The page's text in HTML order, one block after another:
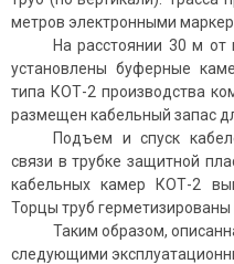
метров электронными
На расстоянии 30 м
установлены буферные
типа КОТ-2 производства
размещен кабельный запас
Подъем и спуск
связи в трубке защитной
кабельных камер КОТ-2
Торцы труб герметизированы
Таким образом,
следующими